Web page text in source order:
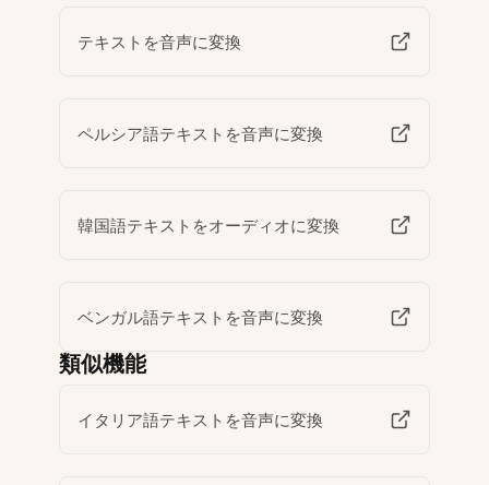
テキストを音声に変換
ペルシア語テキストを音声に変換
韓国語テキストをオーディオに変換
ベンガル語テキストを音声に変換
類似機能
イタリア語テキストを音声に変換